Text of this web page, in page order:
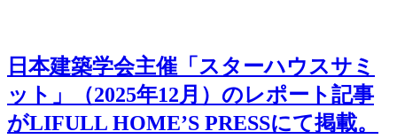
日本建築学会主催「スターハウスサミ
ット」（2025年12月）のレポート記事
がLIFULL HOME’S PRESSにて掲載。